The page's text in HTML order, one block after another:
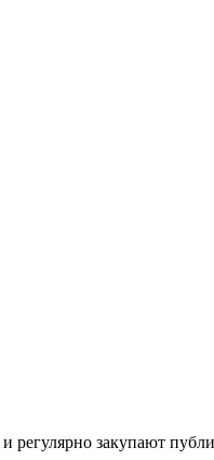
и регулярно закупают